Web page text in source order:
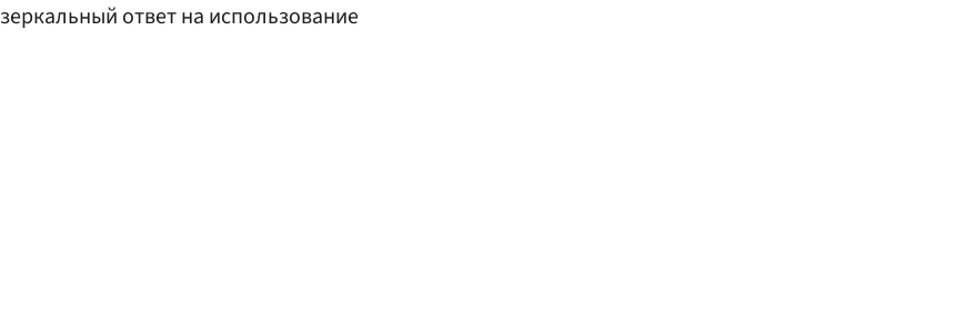
зеркальный ответ на использование